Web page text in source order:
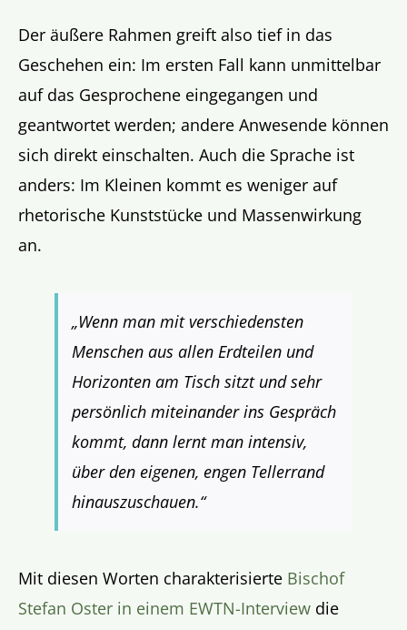
Der äußere Rahmen greift also tief in das
Geschehen ein: Im ersten Fall kann unmittelbar
auf das Gesprochene eingegangen und
geantwortet werden; andere Anwesende können
sich direkt einschalten. Auch die Sprache ist
anders: Im Kleinen kommt es weniger auf
rhetorische Kunststücke und Massenwirkung
an.
„Wenn man mit verschiedensten
Menschen aus allen Erdteilen und
Horizonten am Tisch sitzt und sehr
persönlich miteinander ins Gespräch
kommt, dann lernt man intensiv,
über den eigenen, engen Tellerrand
hinauszuschauen.“
Mit diesen Worten charakterisierte Bischof
Stefan Oster in einem EWTN-Interview die